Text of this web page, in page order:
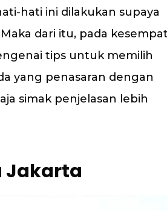
hati ini dilakukan supaya
dari itu, pada
tips untuk memilih
yang penasaran dengan
simak penjelasan lebih
Jakarta